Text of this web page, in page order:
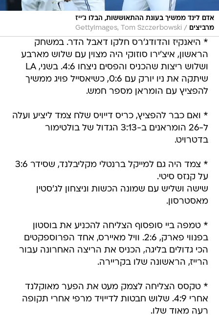
אדם לינד ממשיך בעונת ההתאוששות, הבלו ג'ייז
מרביצים
/
GettyImages, Tom Szczerbowski
* היאנקיז והדודג'רס חלקו דאבל הדר. במשחק
הראשון, איצ'ירו סוזוקי היה מצוין עם שלוש מארבע
ושלוש ריצות שהכניס והפסים ניצחו 4:6. בשני, LA
שיתקה את ניו יורק עם 0:6, כשיאסייל פויג ממשיך
להפציץ עם הומראן מספר חמש.
* ואם כבר להפציץ, כריס דייויס שלח צמד ליציע ועלה
ל-26 הומראנים ב-3:13 הגדול של בולטימור
בדטרויט.
* צמד היה גם למייקל ברנטלי מקליבלנד, שסידר 3:6
על קנזס סיטי.
שישה ושליש עם שמונה הכשות וניצחון לג'סטין
מאסטרסון.
* טמפה ביי סופסוף הצליחה להכניע את בוסטון
בפנווי פארק, 2:6. וויל מאיירס, אחד הפרוספקטים
הכי גדולים בליגה, הכניס את הריצה האחרונה עבור
הרייז, הראשונה שלו בקריירה.
* טקסס הצליחה לצמק מעט את הפער מאוקלנד
אחרי 4:9. שלוש חבטות לדייויד מרפי אחרי תקופה
רעה מאוד שלו.